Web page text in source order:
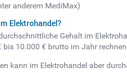
anderem MediMax)
Elektrohandel?
Gehalt im
bis 10.000 € brutto im Jahr
kann im Elektrohandel aber